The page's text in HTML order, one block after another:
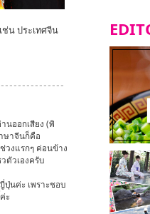
ช่น ประเทศจีน
นออกเสียง (พิ
ษาจีนก็คือ
วงแรกๆ ค่อนข้าง
ตัวเองครับ
ปุ่นค่ะ เพราะชอบ
ะ
ทัวร์ชิมเ
little
กะ -